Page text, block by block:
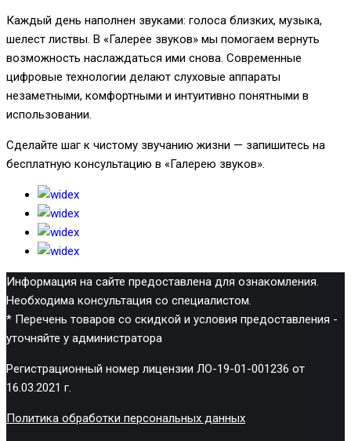
Каждый день наполнен звуками: голоса близких, музыка,
шелест листвы. В «Галерее звуков» мы помогаем вернуть
возможность наслаждаться ими снова. Современные
цифровые технологии делают слуховые аппараты
незаметными, комфортными и интуитивно понятными в
использовании.
Сделайте шаг к чистому звучанию жизни — запишитесь на
бесплатную консультацию в «Галерею звуков».
Информация на сайте предоставлена для ознакомления.
Необходима консультация со специалистом.
* Перечень товаров со скидкой и условия предоставления -
уточняйте у администратора
Регистрационный номер лицензии ЛО-19-01-001236 от
16.03.2021 г.
Политика обработки персональных данных